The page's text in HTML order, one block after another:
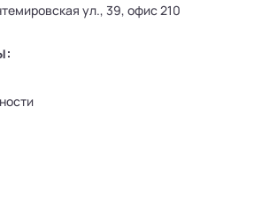
ул., 39, офис 210